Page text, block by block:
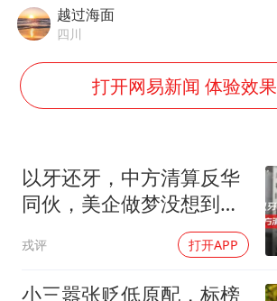
全民健身事业
乐享全民健身
越过海面
四川
打开网易新闻 体验效
以牙还牙，中方清算反华
同伙，美企做梦没想到：
戎评 打开APP
小三嚣张贬低原配，标榜